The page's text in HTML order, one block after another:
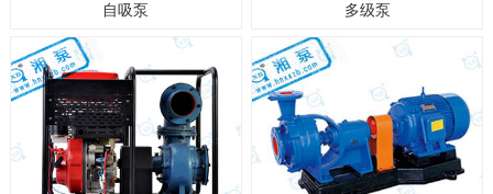
自吸泵 多级泵